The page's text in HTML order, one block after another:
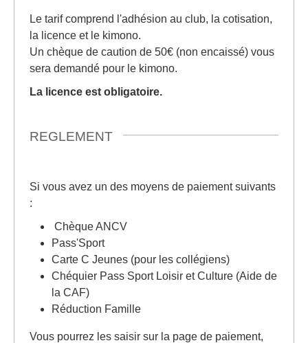
Le tarif comprend l'adhésion au club, la cotisation,
la licence et le kimono.
Un chèque de caution de 50€ (non encaissé) vous
sera demandé pour le kimono.
La licence est obligatoire.
REGLEMENT
Si vous avez un des moyens de paiement suivants
:
Chèque ANCV
Pass'Sport
Carte C Jeunes (pour les collégiens)
Chéquier Pass Sport Loisir et Culture (Aide de
la CAF)
Réduction Famille
Vous pourrez les saisir sur la page de paiement,